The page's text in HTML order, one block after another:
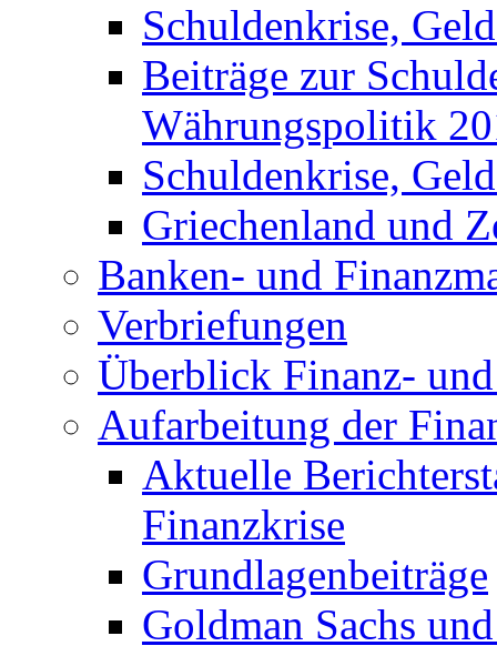
Schuldenkrise,
Beiträge zur
Währungspolitik
Schuldenkrise,
Griechenland und
Banken- und
Verbriefungen
Überblick Finanz-
Aufarbeitung der
Aktuelle
Finanzkrise
Grundlagenbeiträge
Goldman Sachs